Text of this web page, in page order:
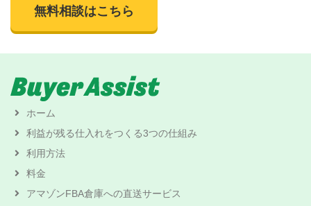
無料相談はこちら
ホーム
利益が残る仕入れをつくる3つの仕組み
利用方法
料金
アマゾンFBA倉庫への直送サービス